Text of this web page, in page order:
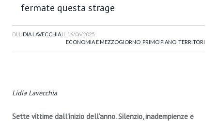
fermate questa strage
DI LIDIA LAVECCHIA IL 16/06/2025
ECONOMIA E MEZZOGIORNO PRIMO PIANO TERRITORI
Lidia Lavecchia
Sette vittime dall’inizio dell’anno. Silenzio, inadempienze e